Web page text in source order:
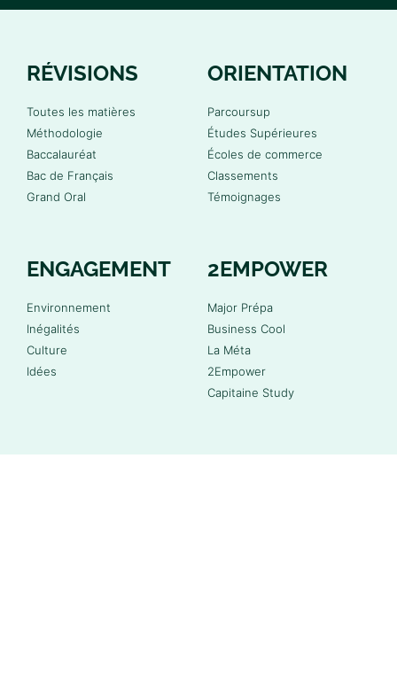
RÉVISIONS
Toutes les matières
Méthodologie
Baccalauréat
Bac de Français
Grand Oral
ORIENTATION
Parcoursup
Études Supérieures
Écoles de commerce
Classements
Témoignages
ENGAGEMENT
Environnement
Inégalités
Culture
Idées
2EMPOWER
Major Prépa
Business Cool
La Méta
2Empower
Capitaine Study